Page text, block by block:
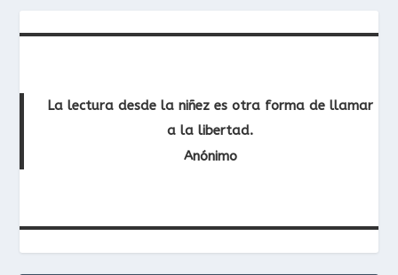
La lectura desde la niñez es otra forma de llamar
a la libertad.
Anónimo